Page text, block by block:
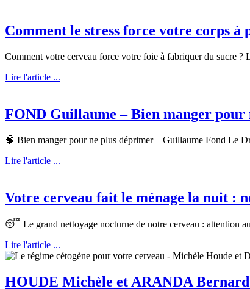
Comment le stress force votre corps à
Comment votre cerveau force votre foie à fabriquer du sucre ?
Lire l'article ...
FOND Guillaume – Bien manger pour
🧠 Bien manger pour ne plus déprimer – Guillaume Fond Le
Lire l'article ...
Votre cerveau fait le ménage la nuit :
😴 Le grand nettoyage nocturne de notre cerveau : attention
Lire l'article ...
HOUDE Michèle et ARANDA